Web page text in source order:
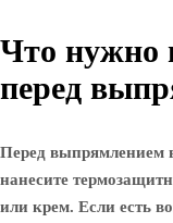
Что нужно
перед
Перед выпрямлением
нанесите
или крем. Если есть